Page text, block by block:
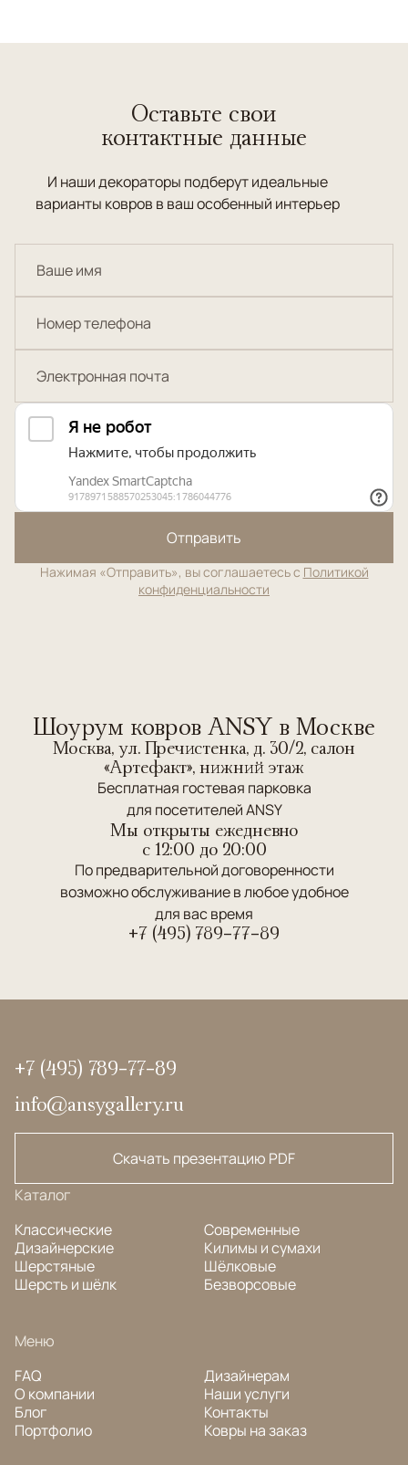
Оставьте свои
контактные данные
И наши декораторы подберут идеальные
варианты ковров в ваш особенный интерьер
Отправить
Нажимая «Отправить», вы соглашаетесь с Политикой
конфиденциальности
Шоурум ковров ANSY в Москве
Москва, ул. Пречистенка, д. 30/2, салон
«Артефакт», нижний этаж
Бесплатная гостевая парковка
для посетителей ANSY
Мы открыты ежедневно
c 12:00 до 20:00
По предварительной договоренности
возможно обслуживание в любое удобное
для вас время
+7 (495) 789-77-89
+7 (495) 789-77-89
info@ansygallery.ru
Скачать презентацию PDF
Каталог
Классические
Дизайнерские
Шерстяные
Шерсть и шёлк
Современные
Килимы и сумахи
Шёлковые
Безворсовые
Меню
FAQ
О компании
Блог
Портфолио
Дизайнерам
Наши услуги
Контакты
Ковры на заказ